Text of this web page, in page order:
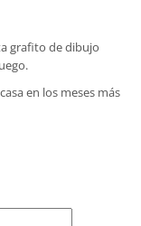
grafito de dibujo
en los meses más